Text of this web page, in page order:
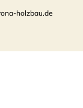
holzbau.de